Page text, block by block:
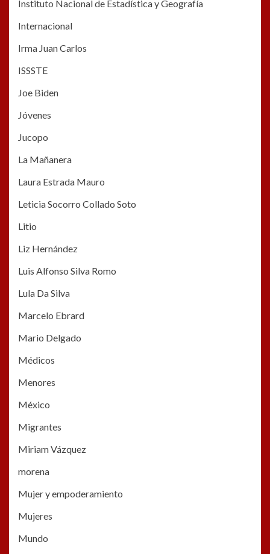
Instituto Nacional de Estadística y Geografía
Internacional
Irma Juan Carlos
ISSSTE
Joe Biden
Jóvenes
Jucopo
La Mañanera
Laura Estrada Mauro
Leticia Socorro Collado Soto
Litio
Liz Hernández
Luis Alfonso Silva Romo
Lula Da Silva
Marcelo Ebrard
Mario Delgado
Médicos
Menores
México
Migrantes
Miriam Vázquez
morena
Mujer y empoderamiento
Mujeres
Mundo